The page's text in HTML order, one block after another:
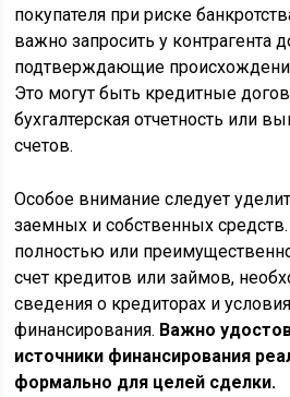
покупателя при риске
важно запросить у контрагента
подтверждающие
Это могут быть кредитные
бухгалтерская отчетность или
счетов.
Особое внимание следует
заемных и собственных
полностью или
счет кредитов или займов,
сведения о кредиторах и
финансирования. Важно
источники финансирования
формально для целей сделки.